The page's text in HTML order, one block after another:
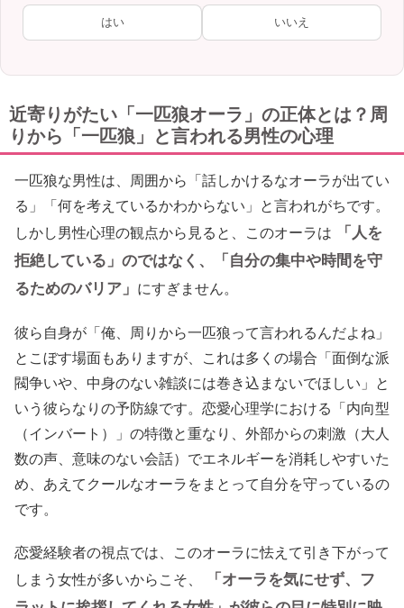
はい いいえ
近寄りがたい「一匹狼オーラ」の正体とは？周
りから「一匹狼」と言われる男性の心理
一匹狼な男性は、周囲から「話しかけるなオーラが出てい
る」「何を考えているかわからない」と言われがちです。
しかし男性心理の観点から見ると、このオーラは
「人を
拒絶している」のではなく、「自分の集中や時間を守
るためのバリア」 にすぎません。
彼ら自身が「俺、周りから一匹狼って言われるんだよね」
とこぼす場面もありますが、これは多くの場合「面倒な派
閥争いや、中身のない雑談には巻き込まないでほしい」と
いう彼らなりの予防線です。恋愛心理学における「内向型
（インバート）」の特徴と重なり、外部からの刺激（大人
数の声、意味のない会話）でエネルギーを消耗しやすいた
め、あえてクールなオーラをまとって自分を守っているの
です。
恋愛経験者の視点では、このオーラに怯えて引き下がって
しまう女性が多いからこそ、
「オーラを気にせず、フ